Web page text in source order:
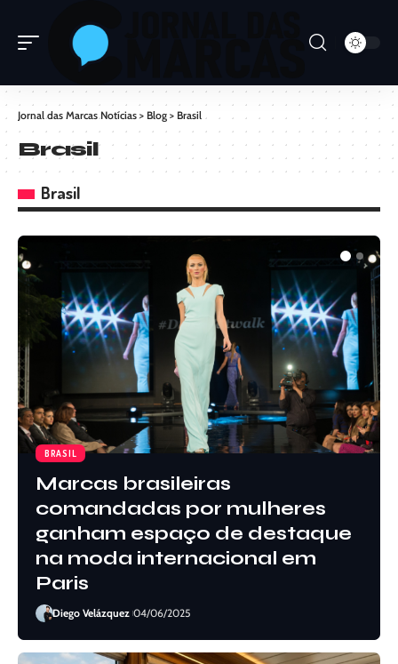
Jornal das Marcas Notícias> Blog > Brasil
Brasil
Brasil
BRASIL
Tarifas de Trump mudam o
jogo e Adidas pode igualar
preços no Brasil e nos EUA
Diego Velázquez 31/07/2025